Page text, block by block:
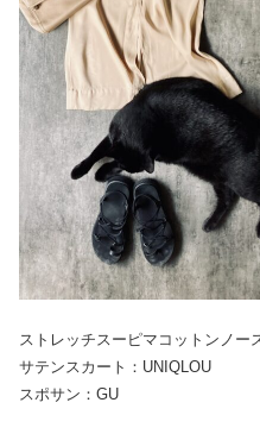
ストレッチスーピマコットンノー
サテンスカート：UNIQLOU
スポサン：GU